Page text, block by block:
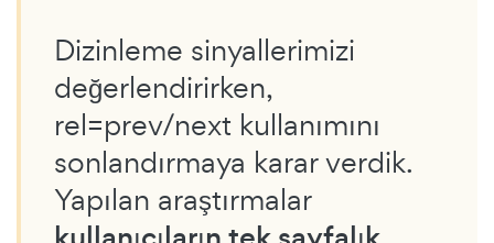
Dizinleme sinyallerimizi
değerlendirirken,
rel=prev/next kullanımını
sonlandırmaya karar verdik.
Yapılan araştırmalar